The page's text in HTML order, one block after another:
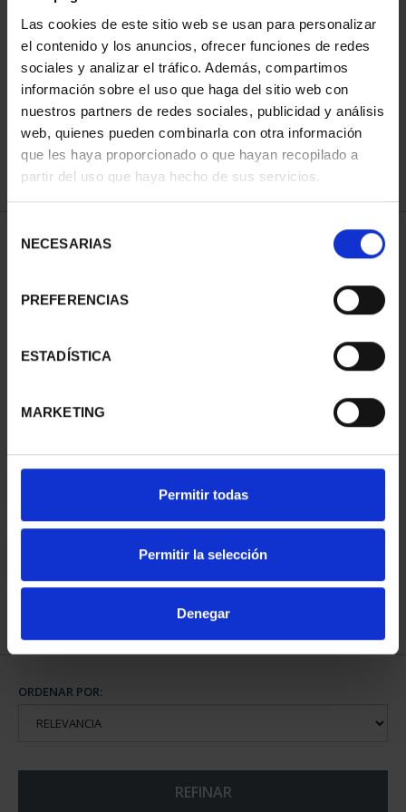
Las cookies de este sitio web se usan para personalizar
el contenido y los anuncios, ofrecer funciones de redes
sociales y analizar el tráfico. Además, compartimos
información sobre el uso que haga del sitio web con
nuestros partners de redes sociales, publicidad y análisis
web, quienes pueden combinarla con otra información
que les haya proporcionado o que hayan recopilado a
partir del uso que haya hecho de sus servicios.
NECESARIAS
PREFERENCIAS
ESTADÍSTICA
MARKETING
Permitir todas
Permitir la selección
Denegar
ORDENAR POR:
REFINAR
1 Productos encontrados
DE LA HUMANIDAD
COLE...
ORDENAR POR:
REFINAR